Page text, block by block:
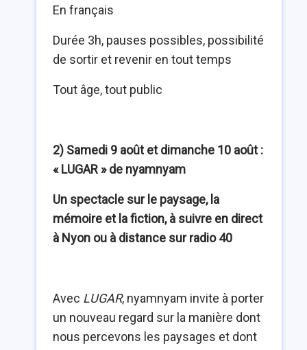
En français
Durée 3h, pauses possibles, possibilité
de sortir et revenir en tout temps
Tout âge, tout public
2) Samedi 9 août et dimanche 10 août :
« LUGAR » de nyamnyam
Un spectacle sur le paysage, la
mémoire et la fiction, à suivre en direct
à Nyon ou à distance sur radio 40
Avec LUGAR, nyamnyam invite à porter
un nouveau regard sur la manière dont
nous percevons les paysages et dont